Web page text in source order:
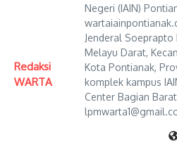
Redaksi
WARTA
Negeri (IAIN)
Jenderal Soeprapto
Melayu Darat,
Kota Pontianak,
komplek kampus
Center Bagian